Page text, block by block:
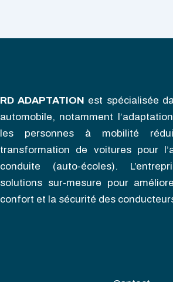
RD ADAPTATION est spécialisée
automobile, notamment
les personnes à mobilité
transformation de voitures pour
conduite (auto-écoles).
solutions sur-mesure pour
confort et la sécurité des